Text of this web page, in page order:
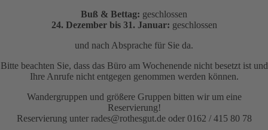
Buß & Bettag: geschlossen
24. Dezember bis 31. Januar: geschlossen
und nach Absprache für Sie da.
Bitte beachten Sie, dass das Büro am Wochenende nicht besetzt ist und
Ihre Anrufe nicht entgegen genommen werden können.
Wandergruppen und größere Gruppen bitten wir um eine
Reservierung!
Reservierung unter rades@rothesgut.de oder 0162 / 415 80 78